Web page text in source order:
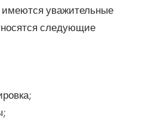
имеются уважительные
следующие